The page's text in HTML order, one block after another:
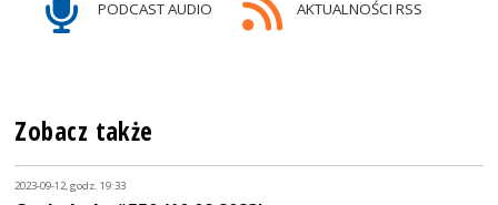
PODCAST AUDIO AKTUALNOŚCI RSS
Zobacz także
2023-09-12, godz. 19:33